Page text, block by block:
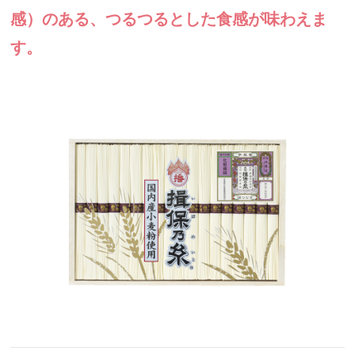
感）のある、つるつるとした食感が味わえま
す。